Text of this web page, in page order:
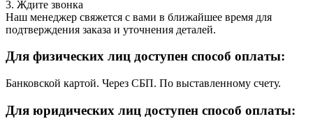
3. Ждите звонка
Наш менеджер свяжется с вами в ближайшее время для
подтверждения заказа и уточнения деталей.
Для физических лиц доступен способ оплаты:
Банковской картой. Через СБП. По выставленному счету.
Для юридических лиц доступен способ оплаты: